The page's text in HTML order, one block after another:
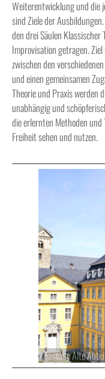
Weiterentwicklung und die
sind Ziele der
den drei Säulen Klassischer
Improvisation getragen.
zwischen den
und einen gemeinsamen
Theorie und Praxis werden
unabhängig und
die erlernten Methoden
Freiheit sehen und nutzen.
Fassade Alte